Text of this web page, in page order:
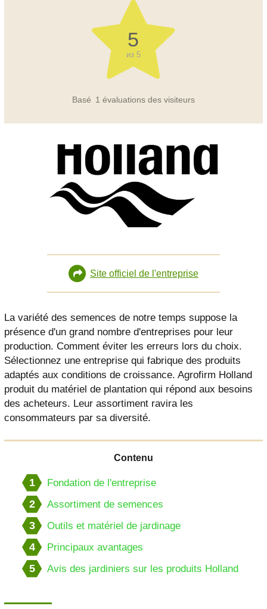
5
Basé 1 évaluations des visiteurs
Site officiel de l'entreprise
La variété des semences de notre temps suppose la
présence d'un grand nombre d'entreprises pour leur
production. Comment éviter les erreurs lors du choix.
Sélectionnez une entreprise qui fabrique des produits
adaptés aux conditions de croissance. Agrofirm Holland
produit du matériel de plantation qui répond aux besoins
des acheteurs. Leur assortiment ravira les
consommateurs par sa diversité.
Contenu
1 Fondation de l'entreprise
2 Assortiment de semences
3 Outils et matériel de jardinage
4 Principaux avantages
5 Avis des jardiniers sur les produits Holland